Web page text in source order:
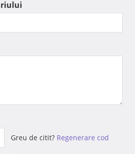
Greu de citit? Regenerare cod